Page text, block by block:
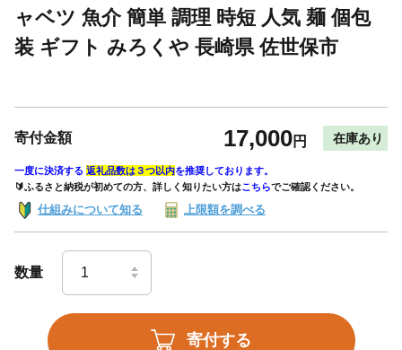
ャベツ 魚介 簡単 調理 時短 人気 麺 個包
装 ギフト みろくや 長崎県 佐世保市
寄付金額 17,000円 在庫あり
一度に決済する 返礼品数は３つ以内を推奨しております。
🔰ふるさと納税が初めての方、詳しく知りたい方はこちらでご確認ください。
仕組みについて知る 上限額を調べる
数量
寄付する